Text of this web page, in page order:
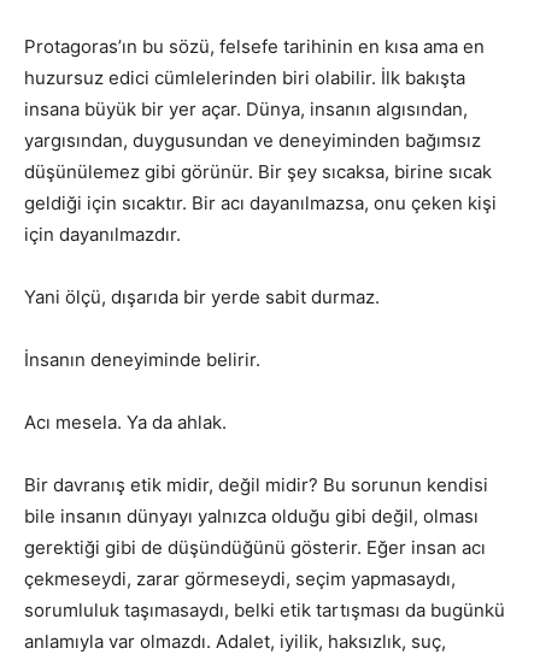
Protagoras’ın bu sözü, felsefe tarihinin en kısa ama en
huzursuz edici cümlelerinden biri olabilir. İlk bakışta
insana büyük bir yer açar. Dünya, insanın algısından,
yargısından, duygusundan ve deneyiminden bağımsız
düşünülemez gibi görünür. Bir şey sıcaksa, birine sıcak
geldiği için sıcaktır. Bir acı dayanılmazsa, onu çeken kişi
için dayanılmazdır.
Yani ölçü, dışarıda bir yerde sabit durmaz.
İnsanın deneyiminde belirir.
Acı mesela. Ya da ahlak.
Bir davranış etik midir, değil midir? Bu sorunun kendisi
bile insanın dünyayı yalnızca olduğu gibi değil, olması
gerektiği gibi de düşündüğünü gösterir. Eğer insan acı
çekmeseydi, zarar görmeseydi, seçim yapmasaydı,
sorumluluk taşımasaydı, belki etik tartışması da bugünkü
anlamıyla var olmazdı. Adalet, iyilik, haksızlık, suç,